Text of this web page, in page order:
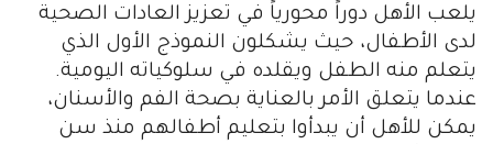
يلعب الأهل دوراً محورياً في تعزيز العادات الصحية
لدى الأطفال، حيث يشكلون النموذج الأول الذي
يتعلم منه الطفل ويقلده في سلوكياته اليومية.
عندما يتعلق الأمر بالعناية بصحة الفم والأسنان،
يمكن للأهل أن يبدأوا بتعليم أطفالهم منذ سن